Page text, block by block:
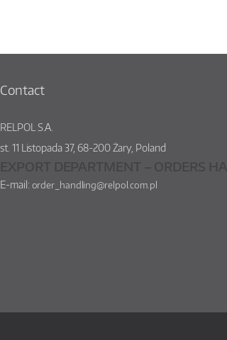
Contact
RELPOL S.A.
st. 11 Listopada 37,68-200Żary, Poland
E-mail: order_handling@relpol.com.pl